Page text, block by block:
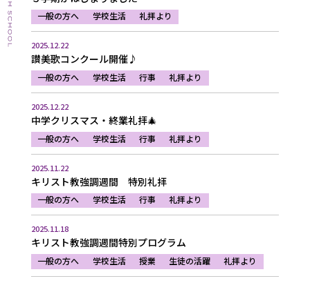
一般の方へ 学校生活 礼拝より
2025.12.22
讃美歌コンクール開催♪
一般の方へ 学校生活 行事 礼拝より
2025.12.22
中学クリスマス・終業礼拝🎄
一般の方へ 学校生活 行事 礼拝より
2025.11.22
キリスト教強調週間 特別礼拝
一般の方へ 学校生活 行事 礼拝より
2025.11.18
キリスト教強調週間特別プログラム
一般の方へ 学校生活 授業 生徒の活躍 礼拝より